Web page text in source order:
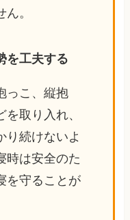
。
を工夫する
っこ、縦抱
取り入れ、
り続けないよ
時は安全のた
を守ることが